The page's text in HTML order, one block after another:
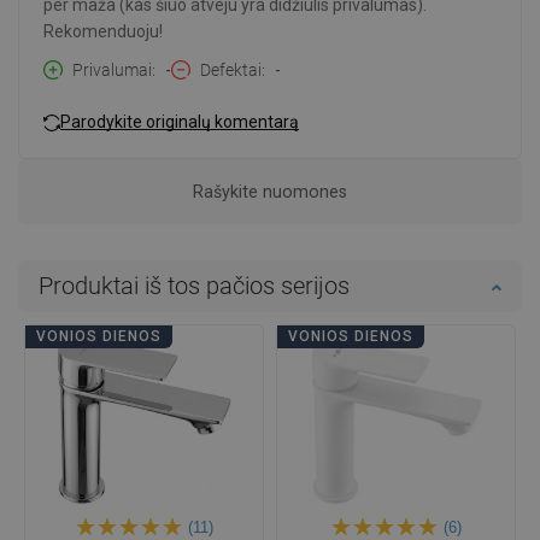
per maža (kas šiuo atveju yra didžiulis privalumas).
Rekomenduoju!
Privalumai
- Defektai -
Parodykite originalų komentarą
Rašykite nuomones
Produktai iš tos pačios serijos
VONIOS DIENOS
(11)
VONIOS DIENOS
(6)